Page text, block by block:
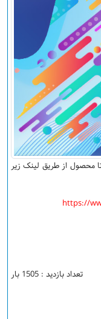
محصول از طریق لینک زیر
https://
تعداد بازدید : 1505 بار